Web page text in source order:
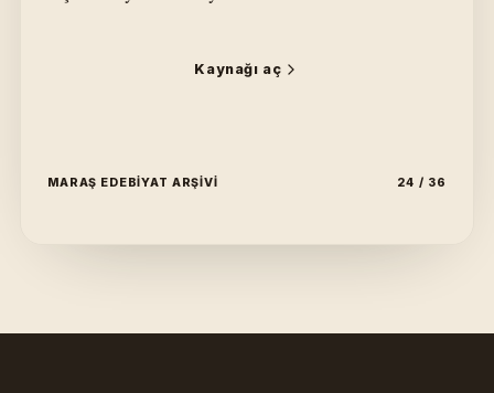
Kaynağı aç
MARAŞ EDEBIYAT ARŞIVI 24 / 36